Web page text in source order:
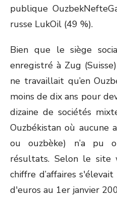
publique
russe LukOil (49 %).
Bien que le siège
enregistré à Zug
ne travaillait qu’en
moins de dix ans pour
dizaine de sociétés
Ouzbékistan où aucune
ou ouzbèke) n’a pu
résultats. Selon le site
chiffre d’affaires
d'euros au 1er janvier